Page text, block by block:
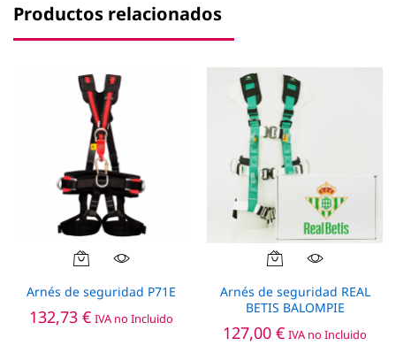
Productos relacionados
Arnés de seguridad P71E
132,73 € IVA no Incluido
Arnés de seguridad REAL
BETIS BALOMPIE
127,00 € IVA no Incluido